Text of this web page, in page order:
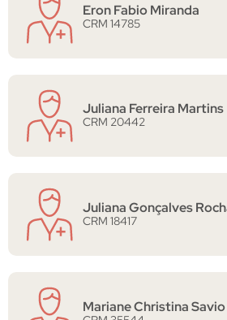
Eron Fabio Miranda
CRM 14785
Juliana Ferreira Martins
CRM 20442
Juliana Gonçalves
CRM 18417
Mariane Christina Savio